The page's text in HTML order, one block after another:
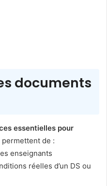
documents
essentielles pour
permettent de :
enseignants
réelles d’un DS ou